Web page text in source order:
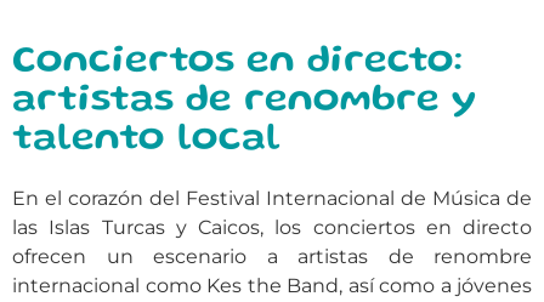
Conciertos en directo:
artistas de renombre y
talento local
En el corazón del Festival Internacional de Música de
las Islas Turcas y Caicos, los conciertos en directo
ofrecen un escenario a artistas de renombre
internacional como Kes the Band, así como a jóvenes